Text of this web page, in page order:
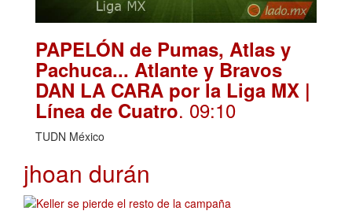
PAPELÓN de Pumas, Atlas y
Pachuca... Atlante y Bravos
DAN LA CARA por la Liga MX |
Línea de Cuatro. 09:10
TUDN México
jhoan durán